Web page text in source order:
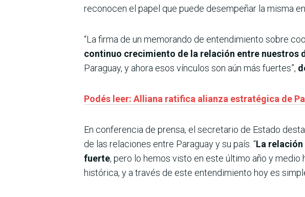
reconocen el papel que puede desempeñar la misma
“La firma de un memorando de entendimiento sobre
continuo crecimiento de la relación entre nuestros
Paraguay, y ahora esos vínculos son aún más fuertes”,
Podés leer: Alliana ratifica alianza estratégica de
En conferencia de prensa, el secretario de Estado
de las relaciones entre Paraguay y su país. “La relación
fuerte, pero lo hemos visto en este último año y
histórica, y a través de este entendimiento hoy es